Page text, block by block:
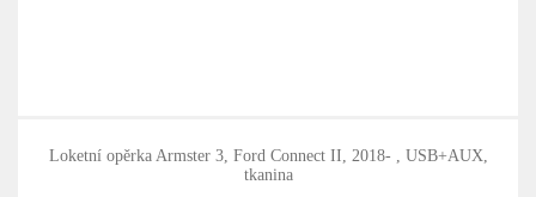
Loketní opěrka Armster 3, Ford Connect II, 2018- , USB+AUX,
tkanina